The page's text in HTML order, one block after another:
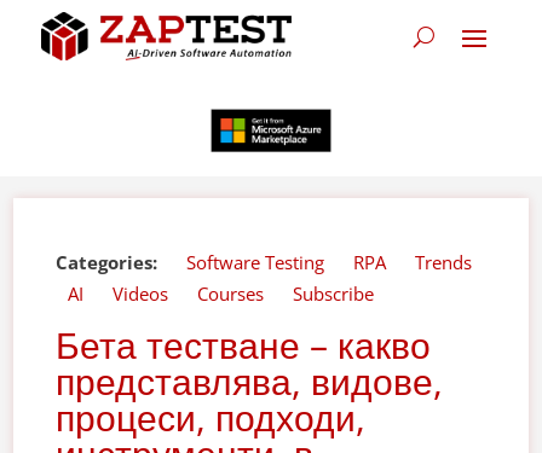
Categories: Software Testing RPA
Trends
AI
Videos Courses Subscribe
Бета тестване – какво
представлява, видове,
процеси, подходи,